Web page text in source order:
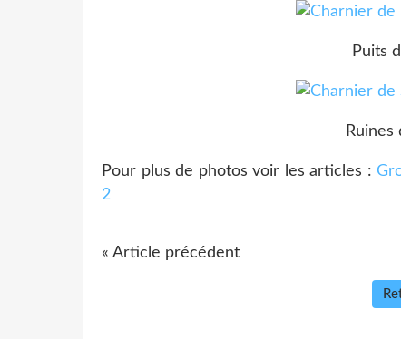
Puits
Pour plus de photos voir les articles :
2
« Article précédent